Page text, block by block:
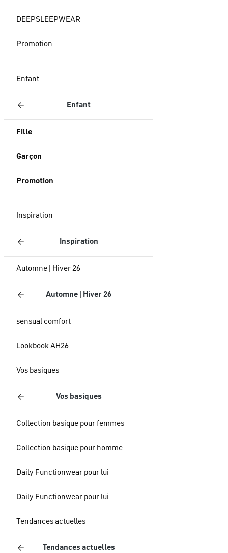
DEEPSLEEPWEAR
Promotion
Enfant
Enfant
Fille
Garçon
Promotion
Inspiration
Inspiration
Automne | Hiver 26
Automne | Hiver 26
sensual comfort
Lookbook AH26
Vos basiques
Vos basiques
Collection basique pour femmes
Collection basique pour homme
Daily Functionwear pour lui
Daily Functionwear pour lui
Tendances actuelles
Tendances actuelles